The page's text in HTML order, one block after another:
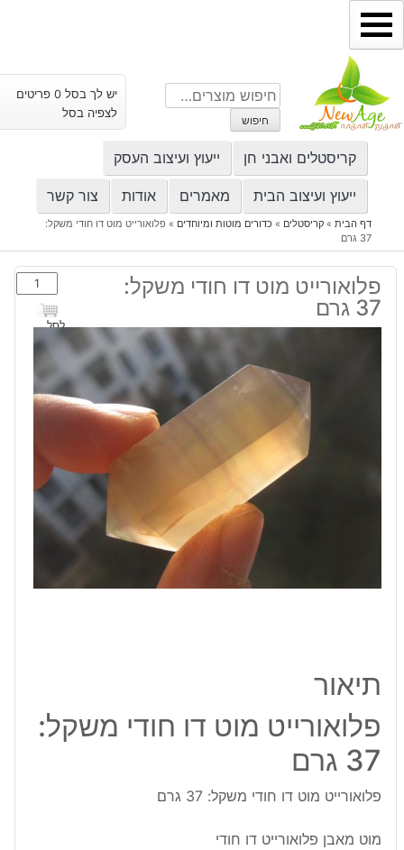
דילוג
לתוכן
חיפוש
עבור:
חיפוש
יש לך בסל 0 פריטים
לצפיה בסל
קריסטלים ואבני חן ייעוץ ועיצוב העסק
ייעוץ ועיצוב הבית מאמרים אודות צור קשר
דף הבית» קריסטלים » כדורים מוטות ומיוחדים » פלואורייט מוט דו חודי משקל:
37 גרם
פלואורייט מוט דו חודי משקל:
37 גרם
כמות
של
פלואורייט
מוט
דו
חודי
משקל:
לסל
תיאור
פלואורייט מוט דו חודי משקל:
37 גרם
פלואורייט מוט דו חודי משקל: 37 גרם
מוט מאבן פלואורייט דו חודי